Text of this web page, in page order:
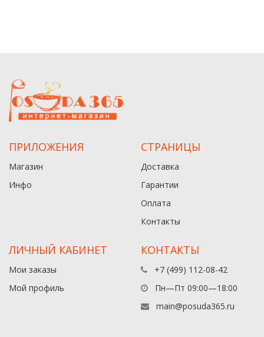
ПРИЛОЖЕНИЯ
Магазин
Инфо
СТРАНИЦЫ
Доставка
Гарантии
Оплата
Контакты
ЛИЧНЫЙ КАБИНЕТ
Мои заказы
Мой профиль
КОНТАКТЫ
+7 (499) 112-08-42
Пн—Пт 09:00—18:00
main@posuda365.ru